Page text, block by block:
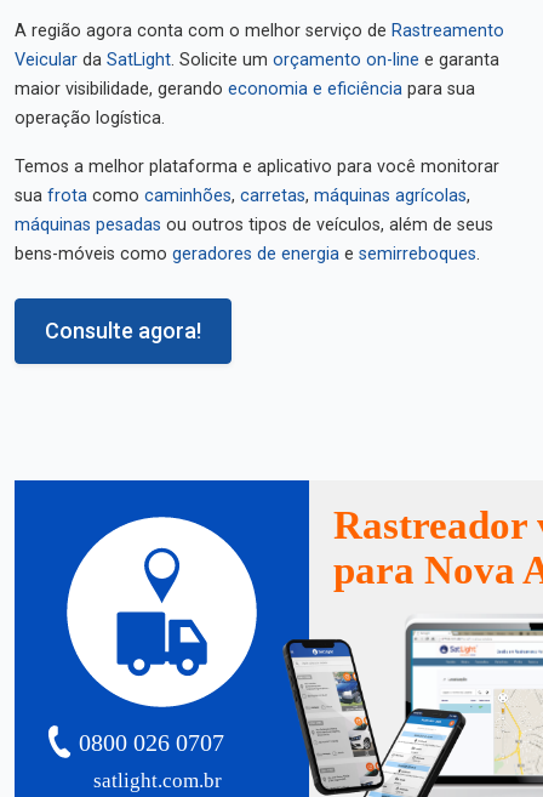
A região agora conta com o melhor serviço de Rastreamento
Veicular da SatLight. Solicite um orçamento on-line e garanta
maior visibilidade, gerando economia e eficiência para sua
operação logística.
Temos a melhor plataforma e aplicativo para você monitorar
sua frota como caminhões, carretas, máquinas agrícolas,
máquinas pesadas ou outros tipos de veículos, além de seus
bens-móveis como geradores de energia e semirreboques.
Consulte agora!
satlight.com.br
0800 026 0707
Rastreador
para Nova